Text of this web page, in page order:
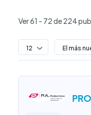
Ver 61 - 72 de 224
12 El más